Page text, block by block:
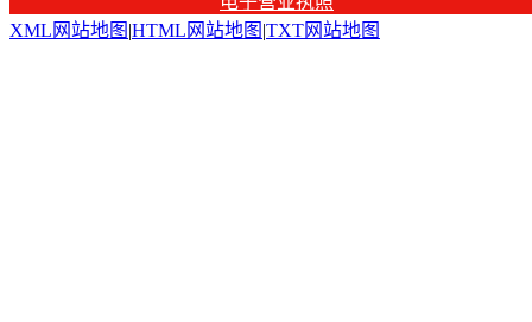
XML网站地图 |HTML网站地图 |TXT网站地图